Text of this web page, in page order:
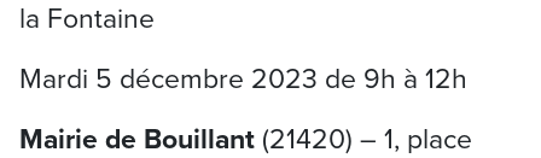
la Fontaine
Mardi 5 décembre 2023 de 9h à 12h
Mairie de Bouillant (21420) – 1, place